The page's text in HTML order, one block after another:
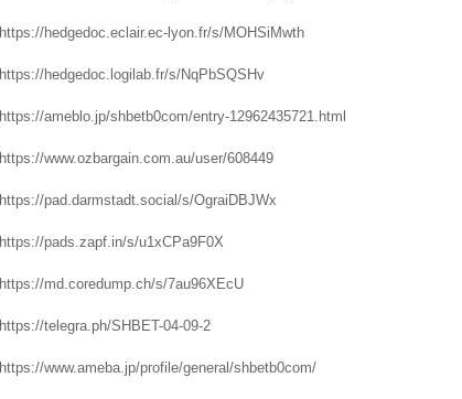
https://hedgedoc.eclair.ec-lyon.fr/s/MOHSiMwth
https://hedgedoc.logilab.fr/s/NqPbSQSHv
https://ameblo.jp/shbetb0com/entry-12962435721.html
https://www.ozbargain.com.au/user/608449
https://pad.darmstadt.social/s/OgraiDBJWx
https://pads.zapf.in/s/u1xCPa9F0X
https://md.coredump.ch/s/7au96XEcU
https://telegra.ph/SHBET-04-09-2
https://www.ameba.jp/profile/general/shbetb0com/